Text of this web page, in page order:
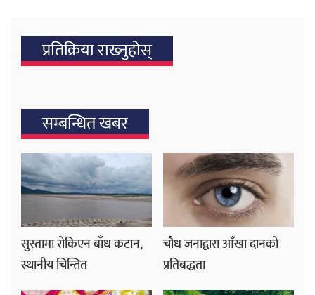
प्रतिक्रिया राख्‍नुहोस्
सम्बन्धित खबर
सुस्तामा रोकिएन बाँध कटान,
स्थानीय चिन्तित
चौध जनाद्वारा आँखा दानको
प्रतिबद्धता